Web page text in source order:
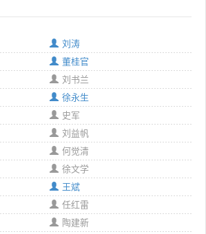
刘涛
董桂官
刘书兰
徐永生
史军
刘益帆
何觉清
徐文学
王斌
任红雷
陶建新